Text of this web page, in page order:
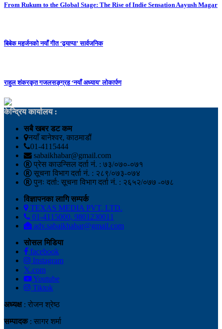
From Rukum to the Global Stage: The Rise of Indie Sensation Aayush Magar
बिबेक महर्जनको नयाँ गीत ‘ढ्याप्पा’ सार्वजनिक
राहुल शंकरकृत गजलसङ्ग्रह ‘नयाँ अध्याय’ लोकार्पण
केन्द्रिय कार्यालय :
सबै खबर डट कम
नयाँ बानेश्वर, काठमाडौं
01-4115444
sabaikhabar@gmail.com
प्रेस काउन्सिल दर्ता नं. : ७३/०७०-०७१
सूचना विभाग दर्ता नं. : २८९/०७३-०७४
पुनः दर्ता: सूचना विभाग दर्ता नं. : २६५२/०७७ -०७८
विज्ञापनका लागि सम्पर्क
TEXAS MEDIA PVT. LTD.
01-4115000, 9801230011
adv.sabaikhabar@gmail.com
सोसल मिडिया
facebook
Instagram
𝕏.com
Youtube
Tiktok
अध्यक्ष: रोजन श्रेष्ठ
सम्पादक: सागर शर्मा